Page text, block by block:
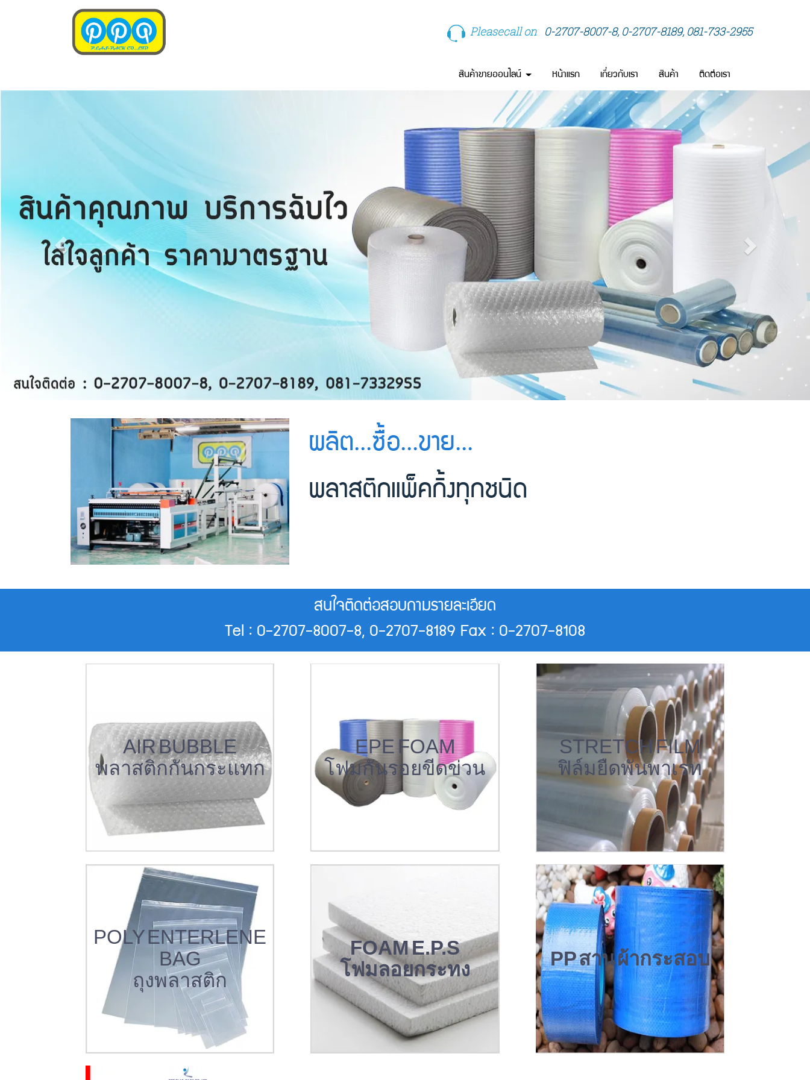
สินค้าขายออนไลน์ หน้าแรก เกี่ยวกับเรา สินค้า ติดต่อเรา
Pleasecall on 0-2707-8007-8, 0-2707-8189, 081-733-2955
ผลิต...ซื้อ...ขาย...
พลาสติกแพ็คกิ้งทุกชนิด
สนใจติดต่อสอบถามรายละเอียด
Tel : 0-2707-8007-8, 0-2707-8189 Fax : 0-2707-8108
AIR BUBBLE
พลาสติกกันกระแทก
EPE FOAM
โฟมกันรอยขีดข่วน
STRETCH FILM
ฟิล์มยืดพันพาเรท
POLY ENTERLENE
BAG
ถุงพลาสติก
FOAM E.P.S
โฟมลอยกระทง
PP สาน ผ้ากระสอบ